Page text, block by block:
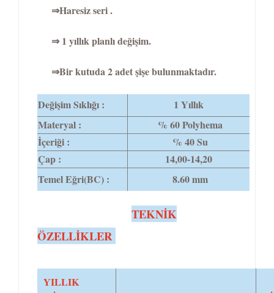
⇒Haresiz seri .
⇒ 1 yıllık planlı değişim.
⇒Bir kutuda 2 adet şişe bulunmaktadır.
Değişim Sıklığı :
1 Yıllık
Materyal :
% 60 Polyhema
İçeriği :
% 40 Su
Çap :
14,00-14,20
Temel Eğri(BC) :
8.60 mm
TEKNİK
ÖZELLİKLER
YILLIK